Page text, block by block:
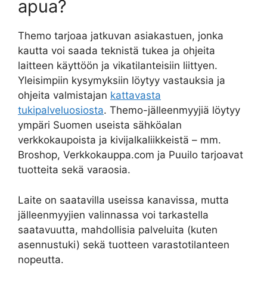
apua?
Themo tarjoaa jatkuvan asiakastuen, jonka
kautta voi saada teknistä tukea ja ohjeita
laitteen käyttöön ja vikatilanteisiin liittyen.
Yleisimpiin kysymyksiin löytyy vastauksia ja
ohjeita valmistajan kattavasta
tukipalveluosiosta. Themo-jälleenmyyjiä löytyy
ympäri Suomen useista sähköalan
verkkokaupoista ja kivijalkaliikkeistä – mm.
Broshop, Verkkokauppa.com ja Puuilo tarjoavat
tuotteita sekä varaosia.
Laite on saatavilla useissa kanavissa, mutta
jälleenmyyjien valinnassa voi tarkastella
saatavuutta, mahdollisia palveluita (kuten
asennustuki) sekä tuotteen varastotilanteen
nopeutta.